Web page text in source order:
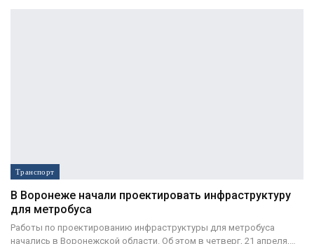
Транспорт
В Воронеже начали проектировать инфраструктуру
для метробуса
Работы по проектированию инфраструктуры для метробуса
начались в Воронежской области. Об этом в четверг, 21 апреля,…